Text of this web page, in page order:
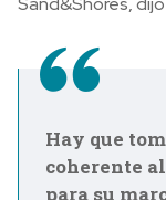
Hay que
coherente
para su